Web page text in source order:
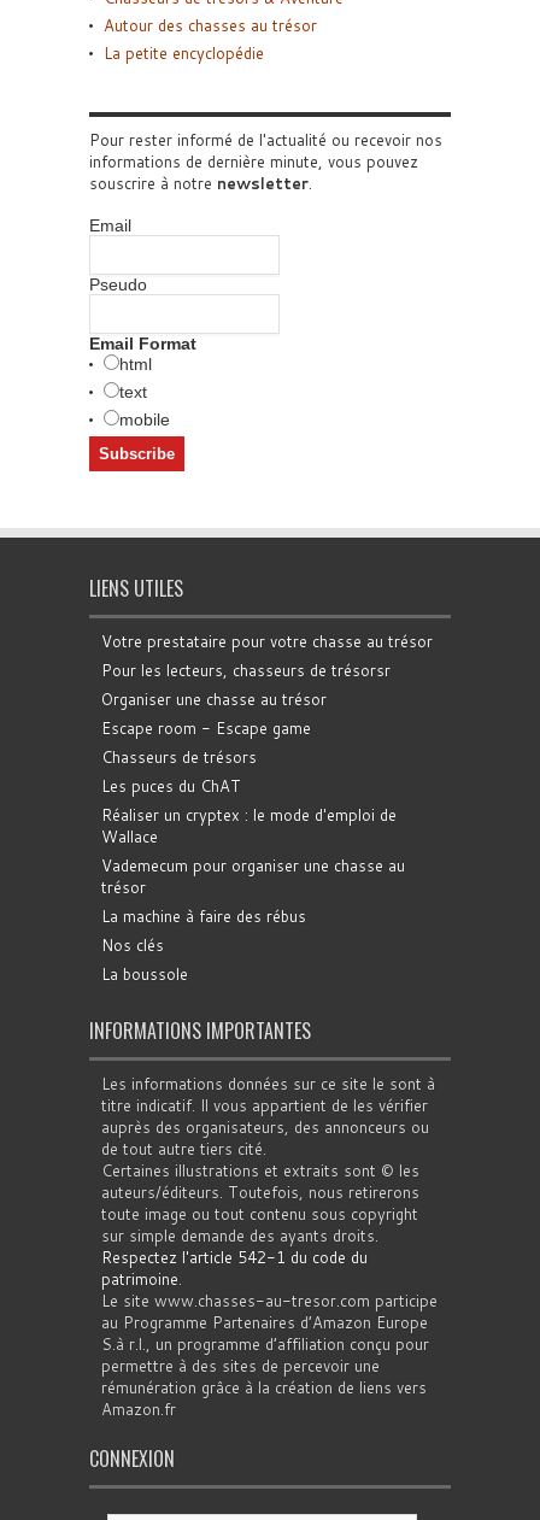
Autour des chasses au trésor
La petite encyclopédie
Pour rester informé de l'actualité ou recevoir nos
informations de dernière minute, vous pouvez
souscrire à notre newsletter.
Email
Pseudo
Email Format
html
text
mobile
LIENS UTILES
Votre prestataire pour votre chasse au trésor
Pour les lecteurs, chasseurs de trésorsr
Organiser une chasse au trésor
Escape room - Escape game
Chasseurs de trésors
Les puces du ChAT
Réaliser un cryptex : le mode d'emploi de
Wallace
Vademecum pour organiser une chasse au
trésor
La machine à faire des rébus
Nos clés
La boussole
INFORMATIONS IMPORTANTES
Les informations données sur ce site le sont à
titre indicatif. Il vous appartient de les vérifier
auprès des organisateurs, des annonceurs ou
de tout autre tiers cité.
Certaines illustrations et extraits sont © les
auteurs/éditeurs. Toutefois, nous retirerons
toute image ou tout contenu sous copyright
sur simple demande des ayants droits.
Respectez l'article 542-1 du code du
patrimoine.
Le site www.chasses-au-tresor.com participe
au Programme Partenaires d’Amazon Europe
S.à r.l., un programme d’affiliation conçu pour
permettre à des sites de percevoir une
rémunération grâce à la création de liens vers
Amazon.fr
CONNEXION